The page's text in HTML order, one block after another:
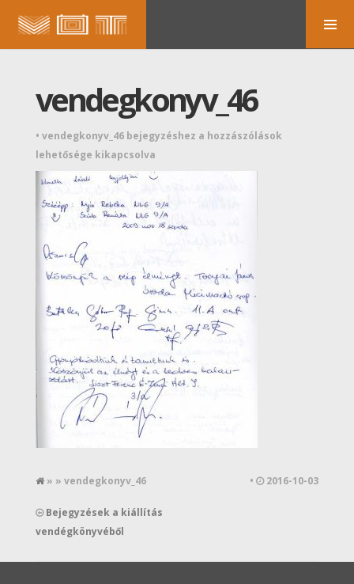
vendegkonyv_46
• vendegkonyv_46 bejegyzéshez a hozzászólások
lehetősége kikapcsolva
» » vendegkonyv_46 • 2016-10-03
Bejegyzések a kiállítás
vendégkönyvéből